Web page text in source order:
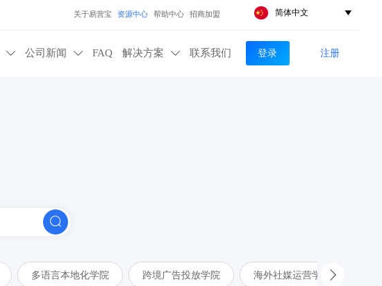
关于易营宝 资源中心 帮助中心 招商加盟 简体中文 
 公司新闻  FAQ 解决方案  联系我们 登录 注册

多语言本地化学院 跨境广告投放学院 海外社媒运营学院